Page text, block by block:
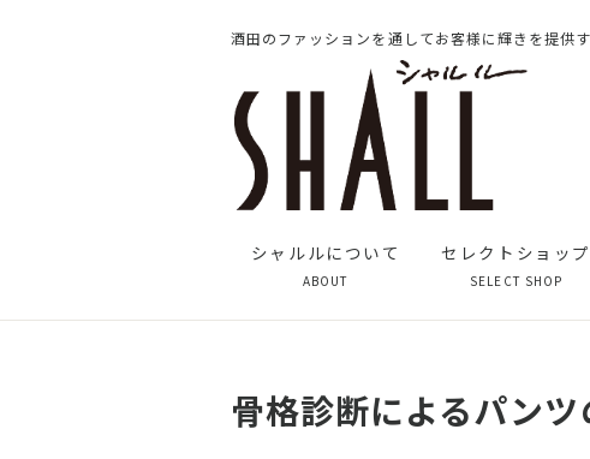
酒田のファッションを通してお客様に輝きを提供
シャルルについて
ABOUT
セレクトショップ
SELECT SHOP
骨格診断によるパンツ